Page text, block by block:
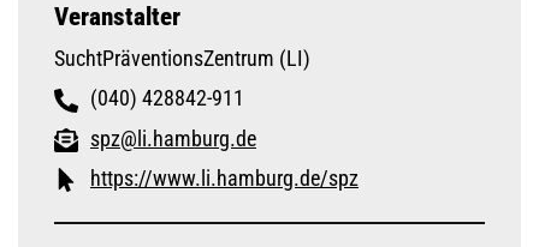
Veranstalter
SuchtPräventionsZentrum (LI)
(040) 428842-911
spz@li.hamburg.de
https://www.li.hamburg.de/spz